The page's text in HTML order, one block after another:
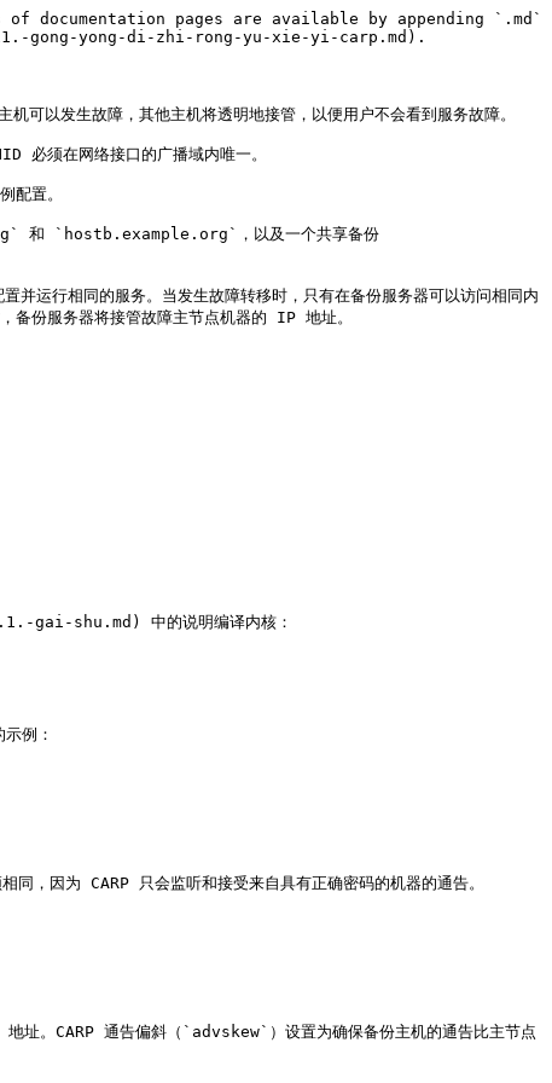
documentation pages are available by appending `.md`
gong-yong-di-zhi-rong-yu-xie-yi-carp.md).
以发生故障，其他主机将透明地接管，以便用户不会看到服务故障。
必须在网络接口的广播域内唯一。
配置。
和 `hostb.example.org`，以及一个共享备份
运行相同的服务。当发生故障转移时，只有在备份服务器可以访问相同内
备份服务器将接管故障主节点机器的 IP 地址。
gai-shu.md) 中的说明编译内核：
例：
因为 CARP 只会监听和接受来自具有正确密码的机器的通告。
。CARP 通告偏斜（`advskew`）设置为确保备份主机的通告比主节点